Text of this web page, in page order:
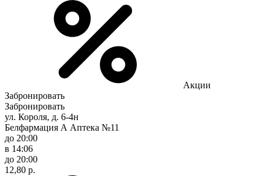
Акции
Забронировать
Забронировать
ул. Короля, д. 6-4н
Белфармация А Аптека №11
до 20:00
в 14:06
до 20:00
12,80 р.